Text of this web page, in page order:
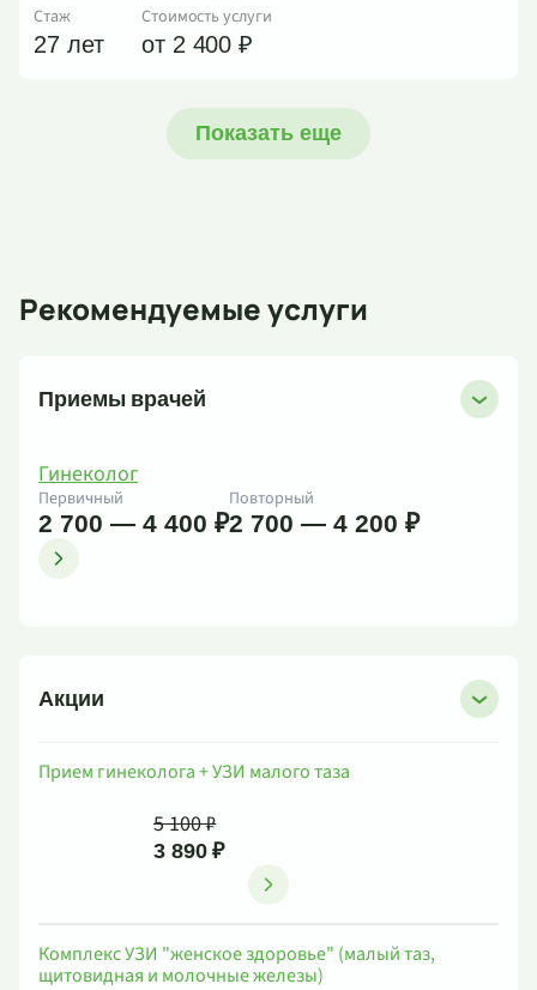
Стаж
27 лет
Стоимость услуги
от 2 400 ₽
Показать еще
Рекомендуемые услуги
Приемы врачей
Гинеколог
Первичный
2 700 — 4 400 ₽
Повторный
2 700 — 4 200 ₽
Акции
Прием гинеколога + УЗИ малого таза
5 100 ₽
3 890 ₽
Комплекс УЗИ "женское здоровье" (малый таз,
щитовидная и молочные железы)